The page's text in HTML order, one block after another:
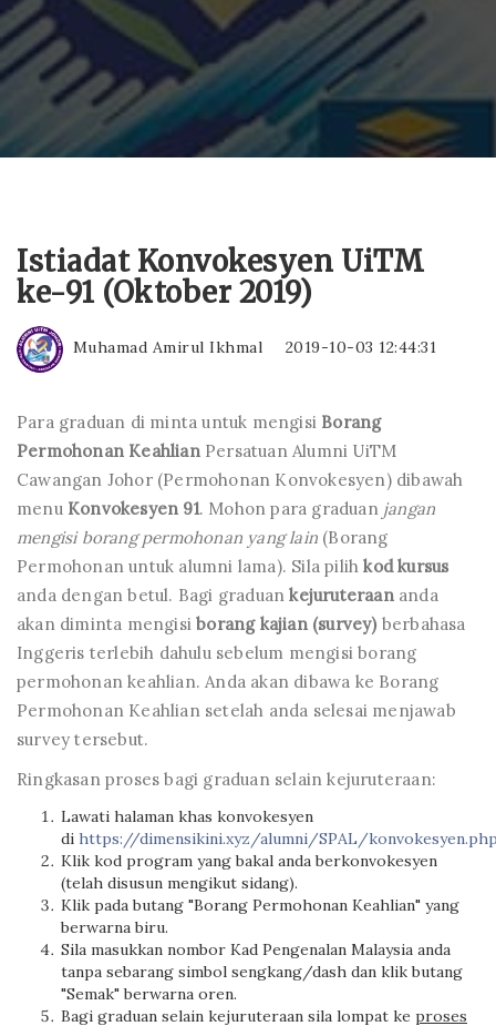
Istiadat Konvokesyen UiTM
ke-91 (Oktober 2019)
Muhamad Amirul Ikhmal 2019-10-03 12:44:31
Para graduan di minta untuk mengisi Borang
Permohonan KeahlianPersatuan Alumni UiTM
Cawangan Johor (Permohonan Konvokesyen) dibawah
menu Konvokesyen 91. Mohon para graduan jangan
mengisi borang permohonan yang lain (Borang
Permohonan untuk alumni lama). Sila pilihkod kursus
anda dengan betul. Bagi graduankejuruteraan anda
akan diminta mengisiborang kajian (survey) berbahasa
Inggeris terlebih dahulu sebelum mengisi borang
permohonan keahlian. Anda akan dibawa ke Borang
Permohonan Keahlian setelah anda selesai menjawab
survey tersebut.
Ringkasan proses bagi graduan selain kejuruteraan:
Lawati halaman khas konvokesyen
di https://dimensikini.xyz/alumni/SPAL/
Klik kod program yang bakal anda berkonvokesyen
(telah disusun mengikut sidang).
Klik pada butang "Borang Permohonan Keahlian" yang
berwarna biru.
Sila masukkan nombor Kad Pengenalan Malaysia anda
tanpa sebarang simbol sengkang/dash dan klik butang
"Semak" berwarna oren.
Bagi graduan selain kejuruteraan sila lompat ke proses